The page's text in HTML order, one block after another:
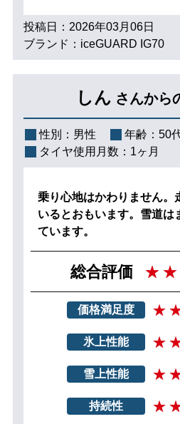
投稿日：2026年03月06日
ブランド：iceGUARD IG70
しん さんから
性別： 男性 年齢： 50
タイヤ使用月数： 1ヶ月
乗り心地はかわりません。
いるとおもいます。雪道は
ています。
総合評価
価格満足度
氷上性能
雪上性能
持続性